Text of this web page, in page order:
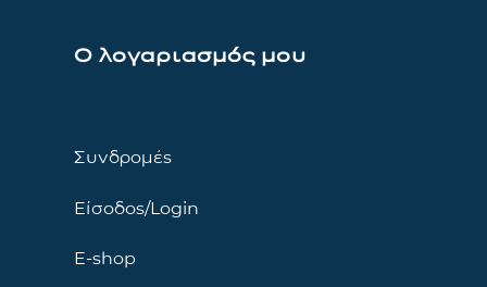
Ο λογαριασμός μου
Συνδρομές
Είσοδος/Login
E-shop